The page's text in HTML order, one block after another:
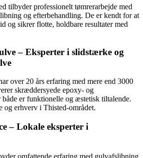
tilbyder professionelt tømrerarbejde med
og efterbehandling. De er kendt for at
og sikrer flotte, holdbare resultater med
– Eksperter i slidstærke og
over 20 års erfaring med mere end 3000
skræddersyede epoxy- og
er funktionelle og æstetisk tiltalende.
og erhverv i Thisted-området.
– Lokale eksperter i
omfattende erfaring med gulvafslibning